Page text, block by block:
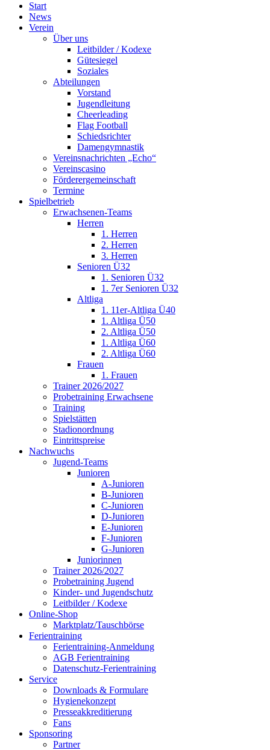
Start
News
Verein
Über uns
Leitbilder / Kodexe
Gütesiegel
Soziales
Abteilungen
Vorstand
Jugendleitung
Cheerleading
Flag Football
Schiedsrichter
Damengymnastik
Vereinsnachrichten „Echo“
Vereinscasino
Förderergemeinschaft
Termine
Spielbetrieb
Erwachsenen-Teams
Herren
1. Herren
2. Herren
3. Herren
Senioren Ü32
1. Senioren Ü32
1. 7er Senioren Ü32
Altliga
1. 11er-Altliga Ü40
1. Altliga Ü50
2. Altliga Ü50
1. Altliga Ü60
2. Altliga Ü60
Frauen
1. Frauen
Trainer 2026/2027
Probetraining Erwachsene
Training
Spielstätten
Stadionordnung
Eintrittspreise
Nachwuchs
Jugend-Teams
Junioren
A-Junioren
B-Junioren
C-Junioren
D-Junioren
E-Junioren
F-Junioren
G-Junioren
Juniorinnen
Trainer 2026/2027
Probetraining Jugend
Kinder- und Jugendschutz
Leitbilder / Kodexe
Online-Shop
Marktplatz/Tauschbörse
Ferientraining
Ferientraining-Anmeldung
AGB Ferientraining
Datenschutz-Ferientraining
Service
Downloads & Formulare
Hygienekonzept
Presseakkreditierung
Fans
Sponsoring
Partner